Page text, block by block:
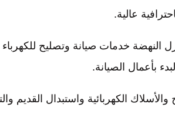
عالية.
النهضة خدمات صيانة وتصليح
بأعمال الصيانة.
الكهربائية واستبدال القديم